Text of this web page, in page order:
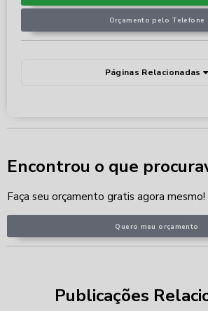
Orçamento pelo Telefone
Páginas Relacionadas
Encontrou o que
Faça seu orçamento gratis agora mesmo!
Quero meu orçamento
Publicações